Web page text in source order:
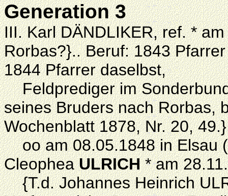
Generation 3
III. Karl DÄNDLIKER, ref. *
Rorbas?}.. Beruf: 1843
1844 Pfarrer daselbst,
Feldprediger im
seines Bruders nach Rorbas,
Wochenblatt 1878, Nr. 20,
oo am 08.05.1848 in Elsau
CleopheaULRICH* am
{T.d. Johannes Heinrich